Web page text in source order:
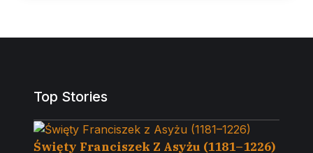
Top Stories
Święty Franciszek Z Asyżu (1181–1226)